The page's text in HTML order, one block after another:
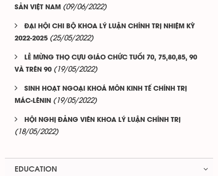
SẢN VIỆT NAM (09/06/2022)
ĐẠI HỘI CHI BỘ KHOA LÝ LUẬN CHÍNH TRỊ NHIỆM KỲ
2022-2025 (25/05/2022)
LỄ MỪNG THỌ CỰU GIÁO CHỨC TUỔI 70, 75,80,85, 90
VÀ TRÊN 90 (19/05/2022)
SINH HOẠT NGOẠI KHOÁ MÔN KINH TẾ CHÍNH TRỊ
MÁC-LÊNIN
(19/05/2022)
HỘI NGHỊ ĐẢNG VIÊN KHOA LÝ LUẬN CHÍNH TRỊ
(18/05/2022)
EDUCATION